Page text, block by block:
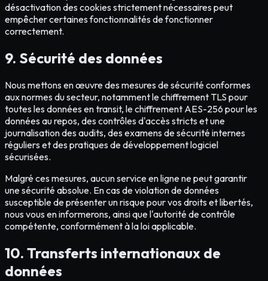
désactivation des cookies strictement nécessaires peut
empêcher certaines fonctionnalités de fonctionner
correctement.
9. Sécurité des données
Nous mettons en œuvre des mesures de sécurité conformes
aux normes du secteur, notamment le chiffrement TLS pour
toutes les données en transit, le chiffrement AES-256 pour les
données au repos, des contrôles d'accès stricts et une
journalisation des audits, des examens de sécurité internes
réguliers et des pratiques de développement logiciel
sécurisées.
Malgré ces mesures, aucun service en ligne ne peut garantir
une sécurité absolue. En cas de violation de données
susceptible de présenter un risque pour vos droits et libertés,
nous vous en informerons, ainsi que l'autorité de contrôle
compétente, conformément à la loi applicable.
10. Transferts internationaux de
données